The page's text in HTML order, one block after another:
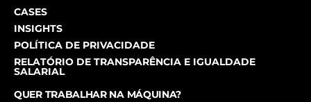
CASES
INSIGHTS
POLÍTICA DE PRIVACIDADE
RELATÓRIO DE TRANSPARÊNCIA E IGUALDADE
SALARIAL
QUER TRABALHAR NA MÁQUINA?